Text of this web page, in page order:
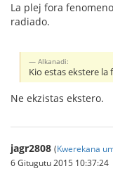
La plej fora
radiado.
Alkanadi:
Kio estas ekstere la
Ne ekzistas ekstero.
jagr2808 (Kwerekana
6 Gitugutu 2015 10:37:24